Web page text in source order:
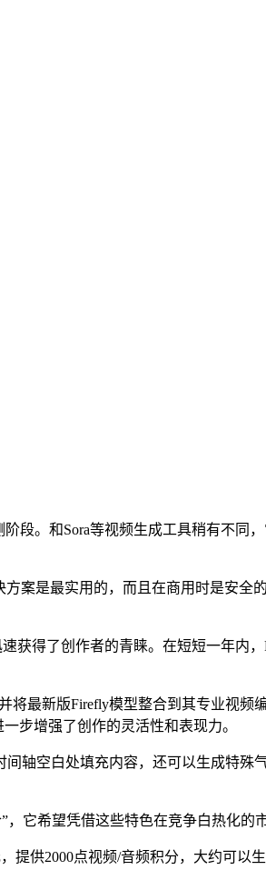
。和Sora等视频生成工具稍有不同
案是最实用的，而且在商用时是安全
得了创作者的青睐。在短短一年内
新版Firefly模型整合到其专业视频
步增强了创作的灵活性和表现力。
空白处填充内容，还可以生成特殊
它希望凭借这些特色在竞争白热化的
2000点视频/音频积分，大约可以